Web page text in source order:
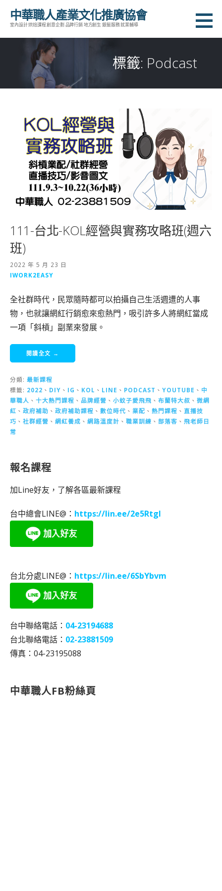
中華職人產業文化推廣協會
室內設計 烘焙課程 創意企劃 品牌行銷 地方創生 銀髮服務 就業輔導
標籤: Podcast
111-台北-KOL經營與實務攻略班(週六
班)
2022 年 5 月 23 日
IWORK2EASY
全社群時代，民眾隨時都可以拍攝自己生活週遭的人事
物，也就讓網紅行銷愈來愈熱門，吸引許多人將網紅當成
一項「斜槓」副業來發展。
閱讀全文 →
分類: 最新課程
標籤: 2022 、 DIY 、 IG 、 KOL 、 LINE 、 PODCAST 、 YOUTUBE 、 中
華職人 、 十大熱門課程 、 品牌經營 、 小蚊子愛飛飛 、 布蘭特大叔 、 微網
紅 、 政府補助 、 政府補助課程 、 數位時代 、 業配 、 熱門課程 、 直播技
巧 、 社群經營 、 網紅養成 、 網路溫度計 、 職業訓練 、 部落客 、 飛老師日
常
報名課程
加Line好友，了解各區最新課程
台中總會LINE@： https://lin.ee/2e5RtgI
台北分處LINE@： https://lin.ee/6SbYbvm
台中聯絡電話： 04-23194688
台北聯絡電話： 02-23881509
傳真：04-23195088
中華職人FB粉絲頁